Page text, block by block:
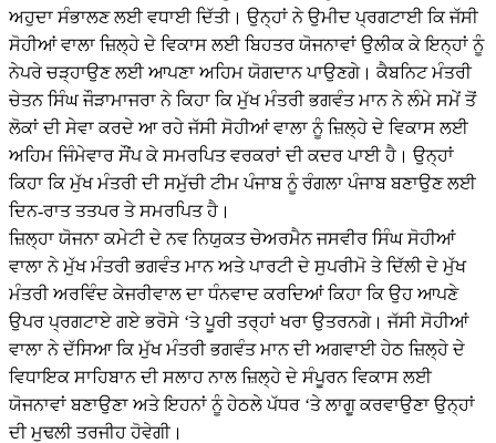
ਅਹੁਦਾ ਸੰਭਾਲਣ ਲਈ ਵਧਾਈ ਦਿੱਤੀ। ਉਨ੍ਹਾਂ ਨੇ ਉਮੀਦ ਪ੍ਰਗਟਾਈ ਕਿ ਜੱਸੀ
ਸੋਹੀਆਂ ਵਾਲਾ ਜ਼ਿਲ੍ਹੇ ਦੇ ਵਿਕਾਸ ਲਈ ਬਿਹਤਰ ਯੋਜਨਾਵਾਂ ਉਲੀਕ ਕੇ ਇਨ੍ਹਾਂ ਨੂੰ
ਨੇਪਰੇ ਚੜ੍ਹਾਉਣ ਲਈ ਆਪਣਾ ਅਹਿਮ ਯੋਗਦਾਨ ਪਾਉਣਗੇ। ਕੈਬਨਿਟ ਮੰਤਰੀ
ਚੇਤਨ ਸਿੰਘ ਜੌੜਾਮਾਜਰਾ ਨੇ ਕਿਹਾ ਕਿ ਮੁੱਖ ਮੰਤਰੀ ਭਗਵੰਤ ਮਾਨ ਨੇ ਲੰਮੇ ਸਮੇਂ ਤੋਂ
ਲੋਕਾਂ ਦੀ ਸੇਵਾ ਕਰਦੇ ਆ ਰਹੇ ਜੱਸੀ ਸੋਹੀਆਂ ਵਾਲਾ ਨੂੰ ਜ਼ਿਲ੍ਹੇ ਦੇ ਵਿਕਾਸ ਲਈ
ਅਹਿਮ ਜਿੰਮੇਵਾਰ ਸੌਂਪ ਕੇ ਸਮਰਪਿਤ ਵਰਕਰਾਂ ਦੀ ਕਦਰ ਪਾਈ ਹੈ। ਉਨ੍ਹਾਂ
ਕਿਹਾ ਕਿ ਮੁੱਖ ਮੰਤਰੀ ਦੀ ਸਮੁੱਚੀ ਟੀਮ ਪੰਜਾਬ ਨੂੰ ਰੰਗਲਾ ਪੰਜਾਬ ਬਣਾਉਣ ਲਈ
ਦਿਨ-ਰਾਤ ਤਤਪਰ ਤੇ ਸਮਰਪਿਤ ਹੈ।
ਜ਼ਿਲ੍ਹਾ ਯੋਜਨਾ ਕਮੇਟੀ ਦੇ ਨਵ ਨਿਯੁਕਤ ਚੇਅਰਮੈਨ ਜਸਵੀਰ ਸਿੰਘ ਸੋਹੀਆਂ
ਵਾਲਾ ਨੇ ਮੁੱਖ ਮੰਤਰੀ ਭਗਵੰਤ ਮਾਨ ਅਤੇ ਪਾਰਟੀ ਦੇ ਸੁਪਰੀਮੋ ਤੇ ਦਿੱਲੀ ਦੇ ਮੁੱਖ
ਮੰਤਰੀ ਅਰਵਿੰਦ ਕੇਜਰੀਵਾਲ ਦਾ ਧੰਨਵਾਦ ਕਰਦਿਆਂ ਕਿਹਾ ਕਿ ਉਹ ਆਪਣੇ
ਉਪਰ ਪ੍ਰਗਟਾਏ ਗਏ ਭਰੋਸੇ ‘ਤੇ ਪੂਰੀ ਤਰ੍ਹਾਂ ਖਰਾ ਉਤਰਨਗੇ। ਜੱਸੀ ਸੋਹੀਆਂ
ਵਾਲਾ ਨੇ ਦੱਸਿਆ ਕਿ ਮੁੱਖ ਮੰਤਰੀ ਭਗਵੰਤ ਮਾਨ ਦੀ ਅਗਵਾਈ ਹੇਠ ਜ਼ਿਲ੍ਹੇ ਦੇ
ਵਿਧਾਇਕ ਸਾਹਿਬਾਨ ਦੀ ਸਲਾਹ ਨਾਲ ਜ਼ਿਲ੍ਹੇ ਦੇ ਸੰਪੂਰਨ ਵਿਕਾਸ ਲਈ
ਯੋਜਨਾਵਾਂ ਬਣਾਉਣਾ ਅਤੇ ਇਹਨਾਂ ਨੂੰ ਹੇਠਲੇ ਪੱਧਰ ‘ਤੇ ਲਾਗੂ ਕਰਵਾਉਣਾ ਉਨ੍ਹਾਂ
ਦੀ ਮੁਢਲੀ ਤਰਜੀਹ ਹੋਵੇਗੀ।